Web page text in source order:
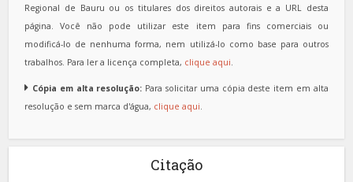
Regional de Bauru ou os titulares dos direitos autorais e a URL desta
página. Você não pode utilizar este item para fins comerciais ou
modificá-lo de nenhuma forma, nem utilizá-lo como base para outros
trabalhos. Para ler a licença completa, clique aqui.
Cópia em alta resolução: Para solicitar uma cópia deste item em alta
resolução e sem marca d'água, clique aqui.
Citação